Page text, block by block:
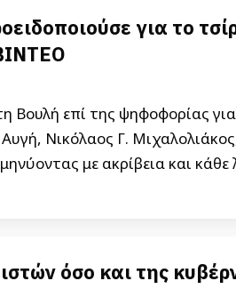
για το
Βουλή επί της ψηφοφορίας
Νικόλαος Γ.
με ακρίβεια και κάθε
όσο και της